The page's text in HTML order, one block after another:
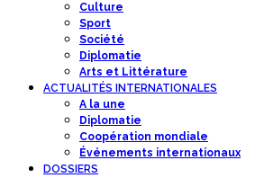
Culture
Sport
Société
Diplomatie
Arts et Littérature
ACTUALITÉS INTERNATIONALES
A la une
Diplomatie
Coopération mondiale
Événements internationaux
DOSSIERS